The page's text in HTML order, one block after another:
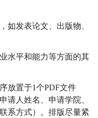
如发表论文、出版物、
水平和能力等方面的其
放置于1个PDF文件
请人姓名、申请学院、
系方式）。排版尽量紧